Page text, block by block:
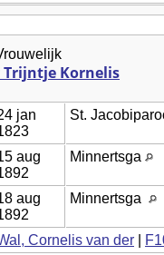
Trijntje Kornelis
jan
St.
aug
Minnertsga
aug
Minnertsga
Cornelis van der